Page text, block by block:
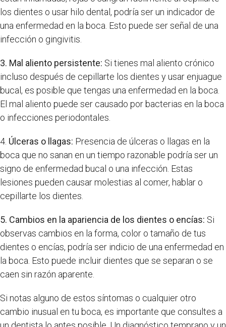
los dientes o usar hilo dental, podría ser un indicador de
una enfermedad en la boca. Esto puede ser señal de una
infección o gingivitis.
3. Mal aliento persistente: Si tienes mal aliento crónico
incluso después de cepillarte los dientes y usar enjuague
bucal, es posible que tengas una enfermedad en la boca.
El mal aliento puede ser causado por bacterias en la boca
o infecciones periodontales.
4. Úlceras o llagas: Presencia de úlceras o llagas en la
boca que no sanan en un tiempo razonable podría ser un
signo de enfermedad bucal o una infección. Estas
lesiones pueden causar molestias al comer, hablar o
cepillarte los dientes.
5. Cambios en la apariencia de los dientes o encías: Si
observas cambios en la forma, color o tamaño de tus
dientes o encías, podría ser indicio de una enfermedad en
la boca. Esto puede incluir dientes que se separan o se
caen sin razón aparente.
Si notas alguno de estos síntomas o cualquier otro
cambio inusual en tu boca, es importante que consultes a